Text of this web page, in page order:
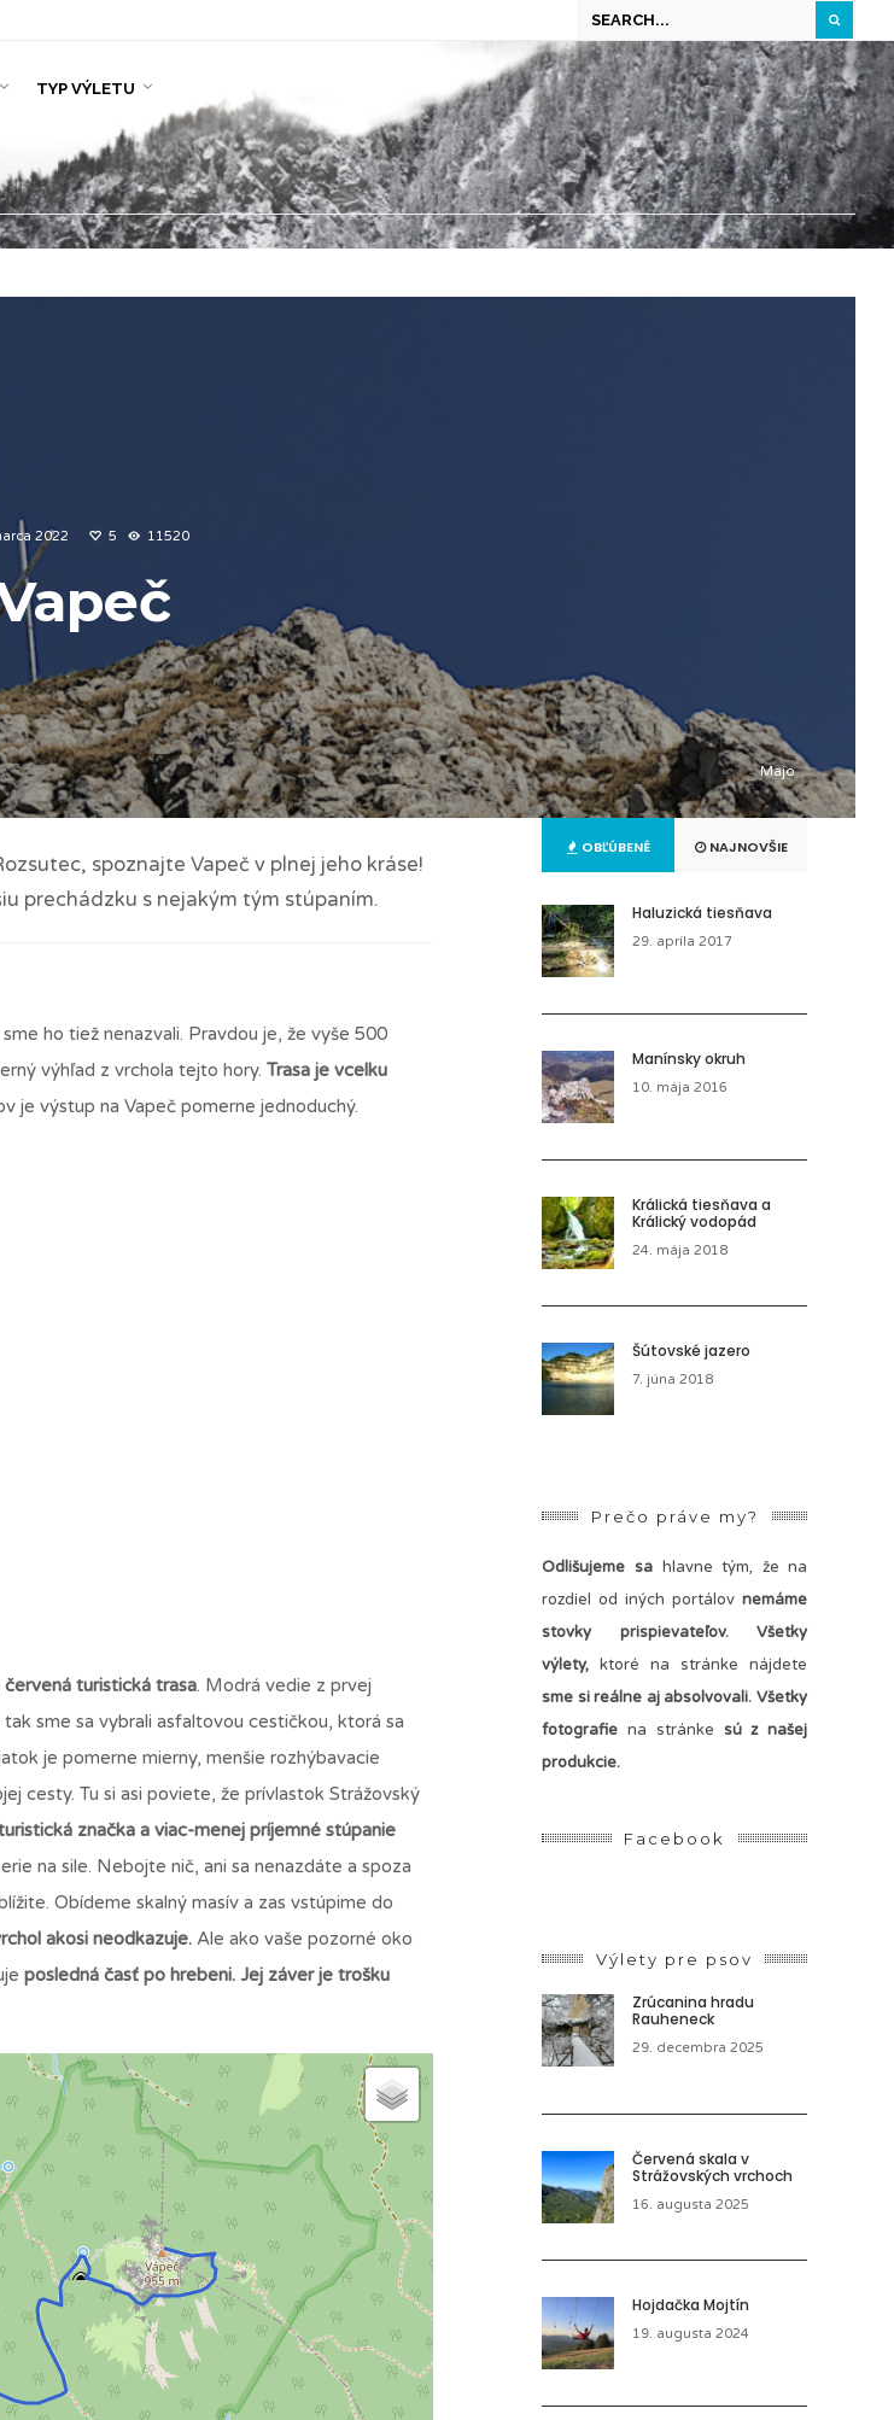
TYP VÝLETU
2022 5 11520
Majo
spoznajte Vapeč v plnej jeho kráse!
prechádzku s nejakým tým stúpaním.
ho tiež nenazvali. Pravdou je, že vyše 500
výhľad z vrchola tejto hory. Trasa je vcelku
je výstup na Vapeč pomerne jednoduchý.
turistická trasa. Modrá vedie z prvej
tak sme sa vybrali asfaltovou cestičkou, ktorá sa
je pomerne mierny, menšie rozhýbavacie
cesty. Tu si asi poviete, že prívlastok Strážovský
značka a viac-menej príjemné stúpanie
na sile. Nebojte nič, ani sa nenazdáte a spoza
Obídeme skalný masív a zas vstúpime do
akosi neodkazuje. Ale ako vaše pozorné oko
posledná časť po hrebeni. Jej záver je trošku
OBĽÚBENÉ NAJNOVŠIE
Haluzická tiesňava
29. apríla 2017
Manínsky okruh
10. mája 2016
Králická tiesňava a
Králický vodopád
24. mája 2018
Šútovské jazero
7. júna 2018
Prečo práve my?
Odlišujeme sa hlavne tým, že na
rozdiel od iných portálov nemáme
stovky prispievateľov. Všetky
výlety, ktoré na stránke nájdete
sme si reálne aj absolvovali. Všetky
fotografiena stránke sú z našej
produkcie.
Facebook
Výlety pre psov
Zrúcanina hradu
Rauheneck
29. decembra 2025
Červená skala v
Strážovských vrchoch
16. augusta 2025
Hojdačka Mojtín
19. augusta 2024